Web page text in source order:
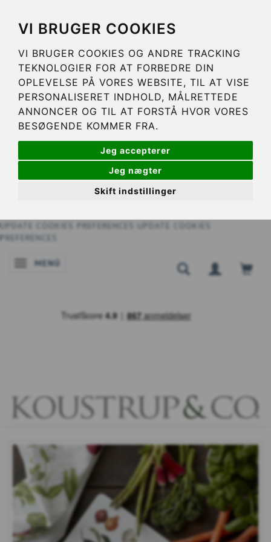
VI BRUGER COOKIES
VI BRUGER COOKIES OG ANDRE TRACKING
TEKNOLOGIER FOR AT FORBEDRE DIN
OPLEVELSE PÅ VORES WEBSITE, TIL AT VISE
PERSONALISERET INDHOLD, MÅLRETTEDE
ANNONCER OG TIL AT FORSTÅ HVOR VORES
BESØGENDE KOMMER FRA.
Jeg accepterer
Jeg nægter
Skift indstillinger
UPDATE COOKIES PREFERENCES
UPDATE COOKIES
PREFERENCES
NAVEGACIÓN DE PALANCA
MENÚ